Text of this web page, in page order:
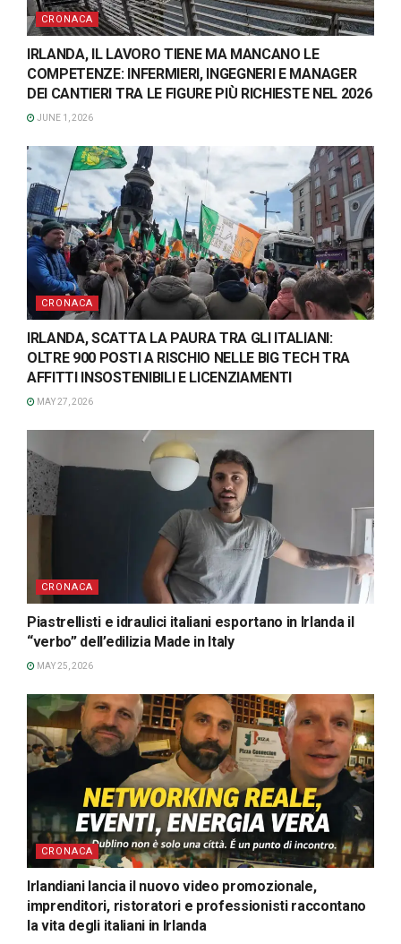
CRONACA
IRLANDA, IL LAVORO TIENE MA MANCANO LE
COMPETENZE: INFERMIERI, INGEGNERI E MANAGER
DEI CANTIERI TRA LE FIGURE PIÙ RICHIESTE NEL 2026
JUNE 1, 2026
CRONACA
IRLANDA, SCATTA LA PAURA TRA GLI ITALIANI:
OLTRE 900 POSTI A RISCHIO NELLE BIG TECH TRA
AFFITTI INSOSTENIBILI E LICENZIAMENTI
MAY 27, 2026
CRONACA
Piastrellisti e idraulici italiani esportano in Irlanda il
“verbo” dell’edilizia Made in Italy
MAY 25, 2026
CRONACA
Irlandiani lancia il nuovo video promozionale,
imprenditori, ristoratori e professionisti raccontano
la vita degli italiani in Irlanda